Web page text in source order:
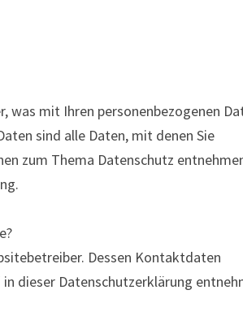
was mit Ihren personenbezogenen
sind alle Daten, mit denen Sie
zum Thema Datenschutz
Dessen Kontaktdaten
dieser Datenschutzerklärung